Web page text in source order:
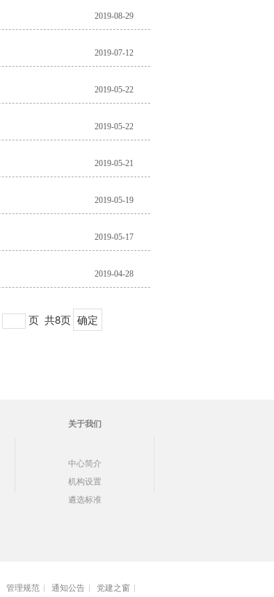
2019-08-29
2019-07-12
2019-05-22
2019-05-22
2019-05-21
2019-05-19
2019-05-17
2019-04-28
页 共8页 确定